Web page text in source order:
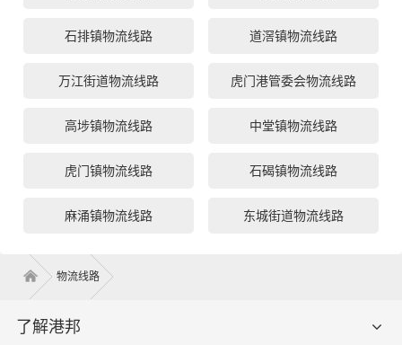
石排镇物流线路 道滘镇物流线路
万江街道物流线路 虎门港管委会物流线路
高埗镇物流线路 中堂镇物流线路
虎门镇物流线路 石碣镇物流线路
麻涌镇物流线路 东城街道物流线路
物流线路
了解港邦